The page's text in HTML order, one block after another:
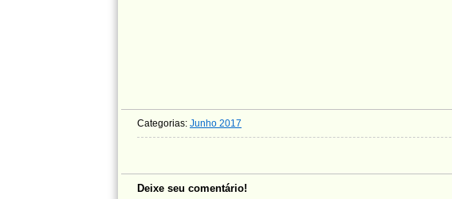
Categorias: Junho 2017
Deixe seu comentário!